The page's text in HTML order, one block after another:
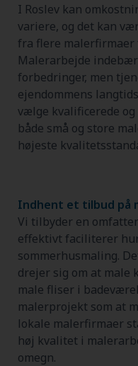
I Roslev kan
variere, og det kan
fra flere malerfirmaer
Malerarbejde
forbedringer, men
ejendommens
vælge kvalificerede
både små og store
højeste
Indhent et tilbud på
Vi tilbyder en
effektivt faciliterer
sommerhusmaling.
drejer sig om at male
male fliser i
malerprojekt som at
lokale malerfirmaer
høj kvalitet i
omegn.